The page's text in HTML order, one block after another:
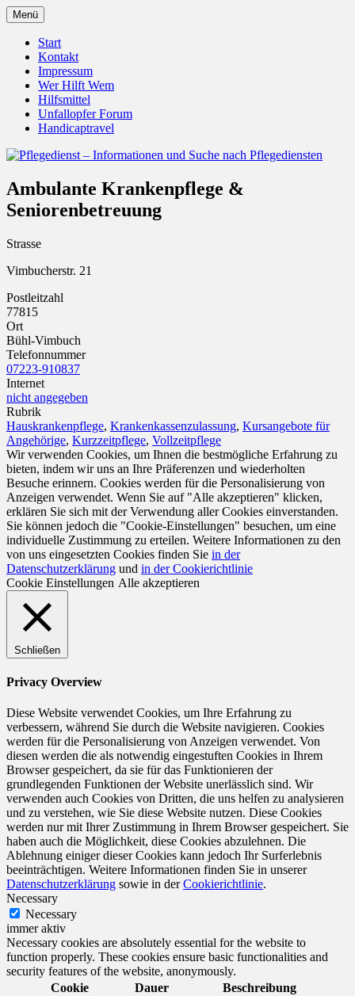
Zum
Inhalt
springen
Pflegedienst – Informationen
und Suche nach Pflegediensten
Unfallopfer – Hilfswerk
Menü
Start
Kontakt
Impressum
Wer Hilft Wem
Hilfsmittel
Unfallopfer Forum
Handicaptravel
Ambulante Krankenpflege &
Seniorenbetreuung
Strasse
Vimbucherstr. 21
Postleitzahl
77815
Ort
Bühl-Vimbuch
Telefonnummer
07223-910837
Internet
nicht angegeben
Rubrik
Hauskrankenpflege, Krankenkassenzulassung, Kursangebote für
Angehörige, Kurzzeitpflege, Vollzeitpflege
Wir verwenden Cookies, um Ihnen die bestmögliche Erfahrung zu
bieten, indem wir uns an Ihre Präferenzen und wiederholten
Besuche erinnern. Cookies werden für die Personalisierung von
Anzeigen verwendet. Wenn Sie auf "Alle akzeptieren" klicken,
erklären Sie sich mit der Verwendung aller Cookies einverstanden.
Sie können jedoch die "Cookie-Einstellungen" besuchen, um eine
individuelle Zustimmung zu erteilen. Weitere Informationen zu den
von uns eingesetzten Cookies finden Sie in der
Datenschutzerklärung und in der Cookierichtlinie
Cookie Einstellungen Alle akzeptieren
Schließen
Privacy Overview
Diese Website verwendet Cookies, um Ihre Erfahrung zu
verbessern, während Sie durch die Website navigieren. Cookies
werden für die Personalisierung von Anzeigen verwendet. Von
diesen werden die als notwendig eingestuften Cookies in Ihrem
Browser gespeichert, da sie für das Funktionieren der
grundlegenden Funktionen der Website unerlässlich sind. Wir
verwenden auch Cookies von Dritten, die uns helfen zu analysieren
und zu verstehen, wie Sie diese Website nutzen. Diese Cookies
werden nur mit Ihrer Zustimmung in Ihrem Browser gespeichert. Sie
haben auch die Möglichkeit, diese Cookies abzulehnen. Die
Ablehnung einiger dieser Cookies kann jedoch Ihr Surferlebnis
beeinträchtigen. Weitere Informationen finden Sie in unserer
Datenschutzerklärung sowie in derCookierichtlinie.
Necessary
Necessary
immer aktiv
Necessary cookies are absolutely essential for the website to
function properly. These cookies ensure basic functionalities and
security features of the website, anonymously.
Cookie
Dauer Beschreibung